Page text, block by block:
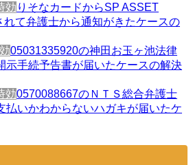
効 りそなカードからSP ASSET
れて弁護士から通知がきたケースの
05031335920の神田お玉ヶ池法律
示手続予告書が届いたケースの解決
効0570088667のＮＴＳ総合弁護士
払いかわからないハガキが届いたケ